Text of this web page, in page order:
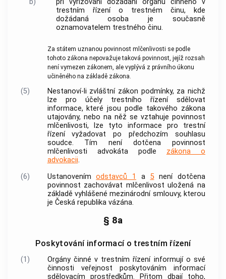
trestním řízenío trestném činu, kde
dožádaná osoba je současně
oznamovatelem trestného činu.
Za státem uznanou povinnost mlčenlivosti se podle
tohoto zákona nepovažuje taková povinnost, jejíž rozsah
není vymezen zákonem, ale vyplývá z právního úkonu
učiněného na základě zákona.
(5)
Nestanoví-li zvláštní zákon podmínky, za nichž
lze pro účely trestního řízenísdělovat
informace, které jsou podle takového zákona
utajovány, nebo na něž se vztahuje povinnost
mlčenlivosti, lze tyto informace pro trestní
řízenívyžadovat po předchozím souhlasu
soudce. Tím není dotčena povinnost
mlčenlivosti advokátapodle zákona o
advokacii.
(6)
Ustanovenímodstavců 1 a 5není dotčena
povinnost zachovávat mlčenlivost uložená na
základě vyhlášené mezinárodní smlouvy, kterou
je Česká republika vázána.
§ 8a
Poskytování informací o trestním řízení
(1) Orgány činné v trestním řízeníinformují o své
činnosti veřejnost poskytováním informací
sdělovacím prostředkům. Přitom dbají toho,